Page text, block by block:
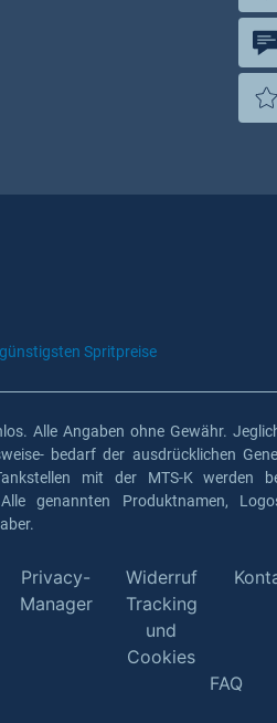
Spritpreise
Alle Angaben ohne Gewähr.
bedarf der ausdrücklichen
mit der MTS-K werden
genannten Produktnamen,
Privacy-
Manager
Widerruf
Tracking
und
Cookies
FAQ